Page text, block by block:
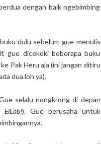
dengan baik ngebimbing
dulu sebelum gue menulis
gue dicekoki beberapa buku
Pak Heru aja (ini jangan ditiru
dua loh ya).
selalu nongkrong di depan
EiLab!). Gue berusaha untuk